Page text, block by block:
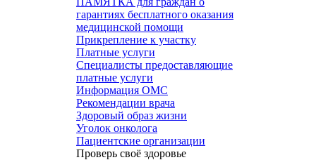
гарантиях бесплатного оказания
медицинской помощи
Прикрепление к участку
Платные услуги
Специалисты предоставляющие
платные услуги
Информация ОМС
Рекомендации врача
Здоровый образ жизни
Уголок онколога
Пациентские организации
Проверь своё здоровье